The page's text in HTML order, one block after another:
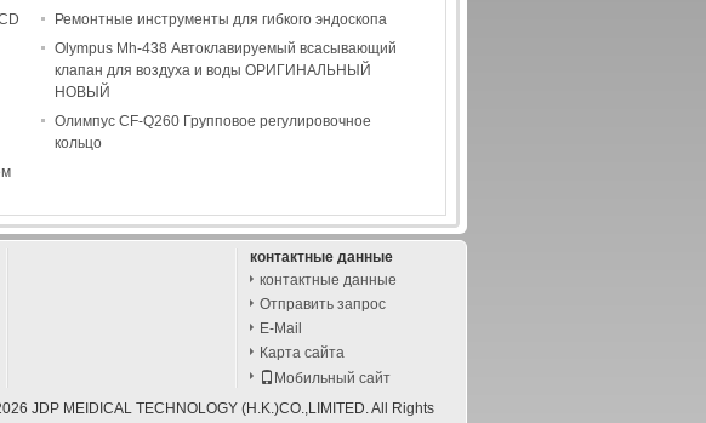
Ремонтные инструменты для гибкого эндоскопа
Olympus Mh-438 Автоклавируемый всасывающий
клапан для воздуха и воды ОРИГИНАЛЬНЫЙ
НОВЫЙ
Олимпус CF-Q260 Групповое регулировочное
кольцо
контактные данные
контактные данные
Отправить запрос
E-Mail
Карта сайта
Мобильный сайт
JDP MEIDICAL TECHNOLOGY (H.K.)CO.,LIMITED. All Rights